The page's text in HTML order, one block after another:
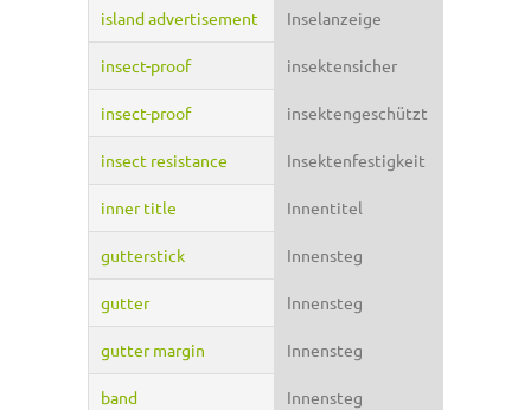
island advertisement Inselanzeige
insect-proof insektensicher
insect-proof insektengeschützt
insect resistance Insektenfestigkeit
inner title Innentitel
gutterstick Innensteg
gutter Innensteg
gutter margin Innensteg
band Innensteg